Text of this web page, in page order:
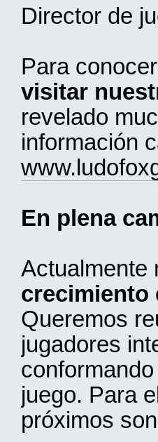
Director de
Para
visitar
revelado
información
En plena
Actualmente
crecimiento
Queremos
jugadores
juego. Para
próximos